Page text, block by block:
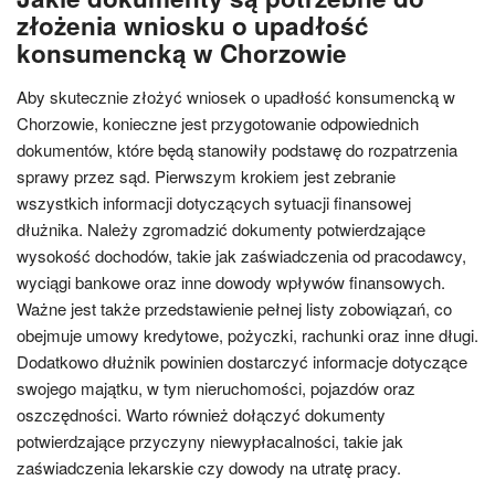
złożenia wniosku o upadłość
konsumencką w Chorzowie
Aby skutecznie złożyć wniosek o upadłość konsumencką w
Chorzowie, konieczne jest przygotowanie odpowiednich
dokumentów, które będą stanowiły podstawę do rozpatrzenia
sprawy przez sąd. Pierwszym krokiem jest zebranie
wszystkich informacji dotyczących sytuacji finansowej
dłużnika. Należy zgromadzić dokumenty potwierdzające
wysokość dochodów, takie jak zaświadczenia od pracodawcy,
wyciągi bankowe oraz inne dowody wpływów finansowych.
Ważne jest także przedstawienie pełnej listy zobowiązań, co
obejmuje umowy kredytowe, pożyczki, rachunki oraz inne długi.
Dodatkowo dłużnik powinien dostarczyć informacje dotyczące
swojego majątku, w tym nieruchomości, pojazdów oraz
oszczędności. Warto również dołączyć dokumenty
potwierdzające przyczyny niewypłacalności, takie jak
zaświadczenia lekarskie czy dowody na utratę pracy.